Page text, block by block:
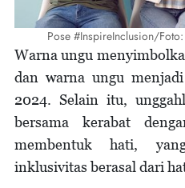
Pose #InspireInclusion/
Warna ungu
dan warna ungu
2024. Selain itu,
bersama kerabat
membentuk hati,
inklusivitas berasal dari